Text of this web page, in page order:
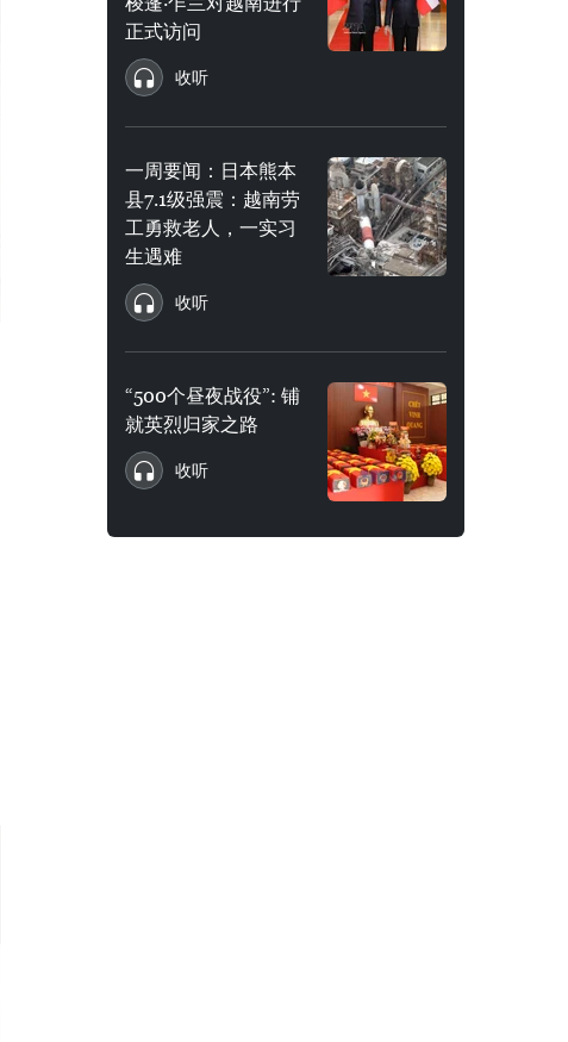
正式访问
收听
一周要闻：日本熊本
县7.1级强震：越南劳
工勇救老人，一实习
生遇难
收听
“500个昼夜战役”: 铺
就英烈归家之路
收听